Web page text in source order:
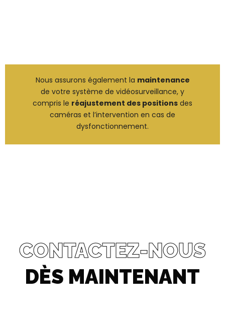
Nous assurons également la maintenance
de votre système de vidéosurveillance, y
compris le réajustement des positions des
caméras et l’intervention en cas de
dysfonctionnement.
CONTACTEZ-NOUS
DÈS MAINTENANT